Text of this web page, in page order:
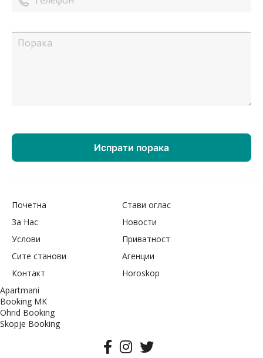
Почетна
Стави оглас
За Нас
Новости
Услови
Приватност
Сите станови
Агенции
Контакт
Horoskop
Apartmani
Booking MK
Ohrid Booking
Skopje Booking